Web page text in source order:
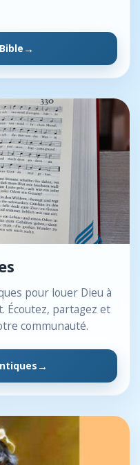
pour louer Dieu à
Écoutez, partagez et
communauté.